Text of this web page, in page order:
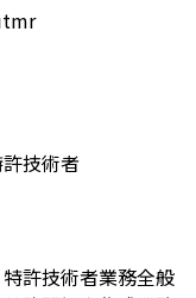
技術者
許技術者業務全般